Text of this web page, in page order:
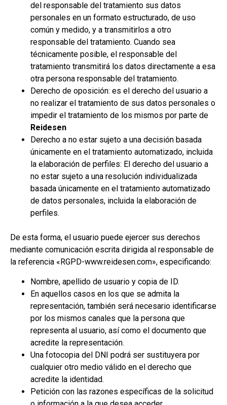
del responsable del tratamiento sus datos
personales en un formato estructurado, de uso
común y medido, y a transmitirlos a otro
responsable del tratamiento. Cuando sea
técnicamente posible, el responsable del
tratamiento transmitirá los datos directamente a esa
otra persona responsable del tratamiento.
Derecho de oposición: es el derecho del usuario a
no realizar el tratamiento de sus datos personales o
impedir el tratamiento de los mismos por parte de
Reidesen
Derecho a no estar sujeto a una decisión basada
únicamente en el tratamiento automatizado, incluida
la elaboración de perfiles: El derecho del usuario a
no estar sujeto a una resolución individualizada
basada únicamente en el tratamiento automatizado
de datos personales, incluida la elaboración de
perfiles.
De esta forma, el usuario puede ejercer sus derechos
mediante comunicación escrita dirigida al responsable de
la referencia «RGPD-www.reidesen.com», especificando:
Nombre, apellido de usuario y copia de ID.
En aquellos casos en los que se admita la
representación, también será necesario identificarse
por los mismos canales que la persona que
representa al usuario, así como el documento que
acredite la representación.
Una fotocopia del DNI podrá ser sustituyera por
cualquier otro medio válido en el derecho que
acredite la identidad.
Petición con las razones específicas de la solicitud